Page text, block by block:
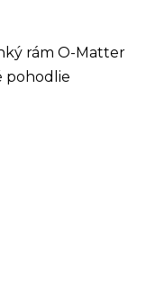
rám O-Matter
pohodlie